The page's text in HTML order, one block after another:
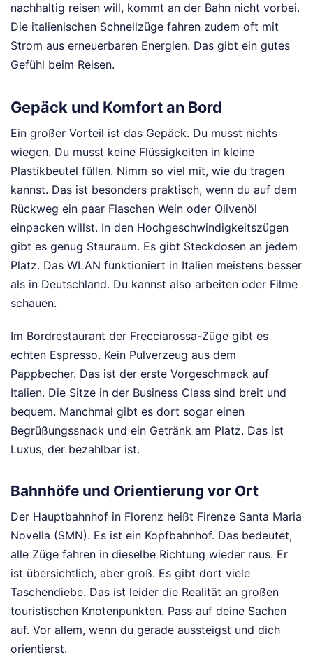
nachhaltig reisen will, kommt an der Bahn nicht vorbei.
Die italienischen Schnellzüge fahren zudem oft mit
Strom aus erneuerbaren Energien. Das gibt ein gutes
Gefühl beim Reisen.
Gepäck und Komfort an Bord
Ein großer Vorteil ist das Gepäck. Du musst nichts
wiegen. Du musst keine Flüssigkeiten in kleine
Plastikbeutel füllen. Nimm so viel mit, wie du tragen
kannst. Das ist besonders praktisch, wenn du auf dem
Rückweg ein paar Flaschen Wein oder Olivenöl
einpacken willst. In den Hochgeschwindigkeitszügen
gibt es genug Stauraum. Es gibt Steckdosen an jedem
Platz. Das WLAN funktioniert in Italien meistens besser
als in Deutschland. Du kannst also arbeiten oder Filme
schauen.
Im Bordrestaurant der Frecciarossa-Züge gibt es
echten Espresso. Kein Pulverzeug aus dem
Pappbecher. Das ist der erste Vorgeschmack auf
Italien. Die Sitze in der Business Class sind breit und
bequem. Manchmal gibt es dort sogar einen
Begrüßungssnack und ein Getränk am Platz. Das ist
Luxus, der bezahlbar ist.
Bahnhöfe und Orientierung vor Ort
Der Hauptbahnhof in Florenz heißt Firenze Santa Maria
Novella (SMN). Es ist ein Kopfbahnhof. Das bedeutet,
alle Züge fahren in dieselbe Richtung wieder raus. Er
ist übersichtlich, aber groß. Es gibt dort viele
Taschendiebe. Das ist leider die Realität an großen
touristischen Knotenpunkten. Pass auf deine Sachen
auf. Vor allem, wenn du gerade aussteigst und dich
orientierst.